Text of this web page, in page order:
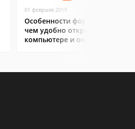
01 февраля 2019
Особенности формата JSON:
чем удобно открыть на
компьютере и онлайн